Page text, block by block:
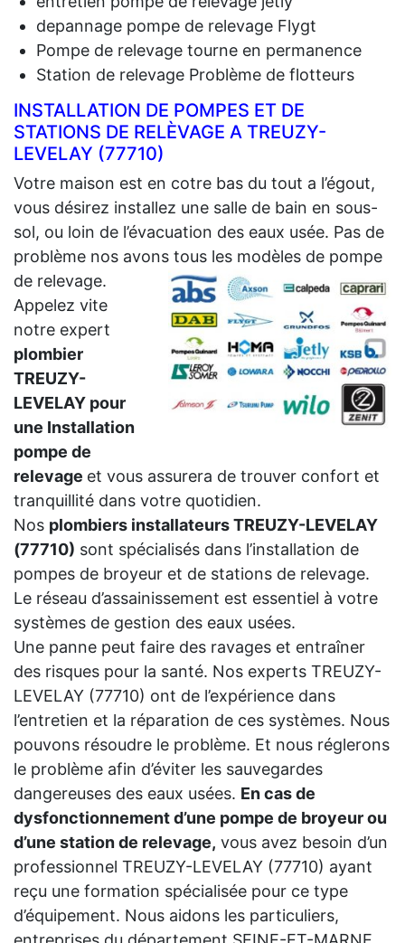
depannage pompe de relevage Flygt
Pompe de relevage tourne en permanence
Station de relevage Problème de flotteurs
INSTALLATION DE POMPES ET DE
STATIONS DE RELÈVAGE A TREUZY-
LEVELAY (77710)
Votre maison est en cotre bas du tout a l’égout,
vous désirez installez une salle de bain en sous-
sol, ou loin de l’évacuation des eaux usée. Pas de
problème nos avons tous les modèles de pompe
de relevage.
Appelez vite
notre expert
plombier
TREUZY-
LEVELAY pour
une Installation
pompe de
relevage et vous assurera de trouver confort et
tranquillité dans votre quotidien.
Nos plombiers installateurs TREUZY-LEVELAY
(77710) sont spécialisés dans l’installation de
pompes de broyeur et de stations de relevage.
Le réseau d’assainissement est essentiel à votre
systèmes de gestion des eaux usées.
Une panne peut faire des ravages et entraîner
des risques pour la santé. Nos experts TREUZY-
LEVELAY (77710) ont de l’expérience dans
l’entretien et la réparation de ces systèmes. Nous
pouvons résoudre le problème. Et nous réglerons
le problème afin d’éviter les sauvegardes
dangereuses des eaux usées. En cas de
dysfonctionnement d’une pompe de broyeur ou
d’une station de relevage, vous avez besoin d’un
professionnel TREUZY-LEVELAY (77710) ayant
reçu une formation spécialisée pour ce type
d’équipement. Nous aidons les particuliers,